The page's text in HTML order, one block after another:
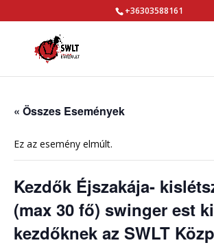
+36303588161
« Összes Események
Ez az esemény elmúlt.
Kezdők Éjszakája-
(max 30 fő) swinger est
kezdőknek az SWLT